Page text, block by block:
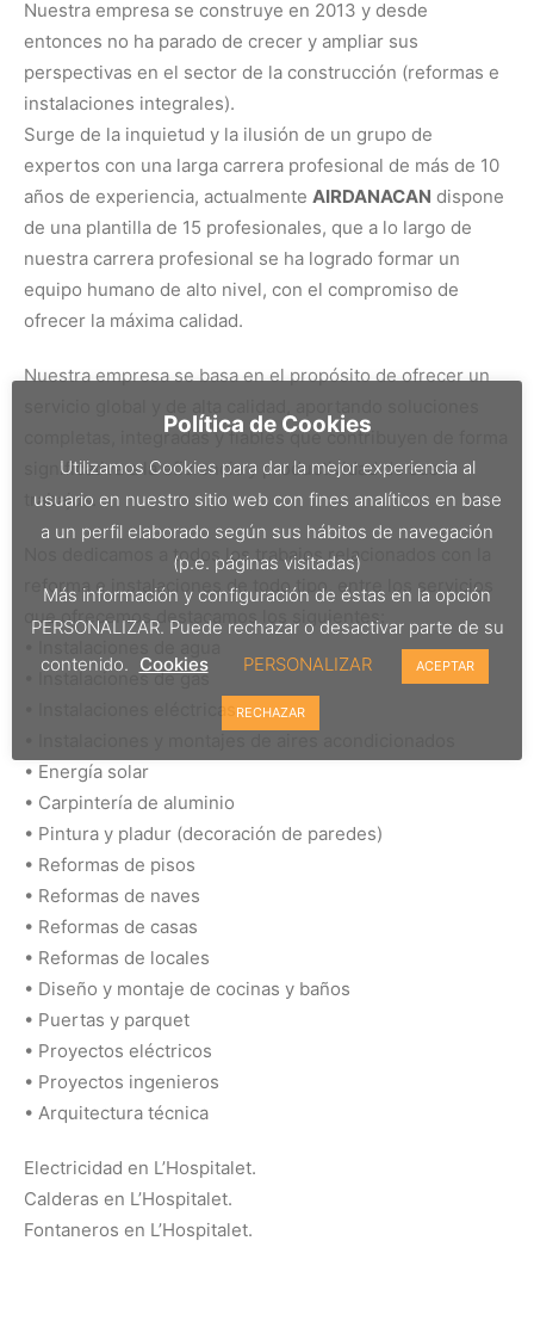
Nuestra empresa se construye en 2013 y desde
entonces no ha parado de crecer y ampliar sus
perspectivas en el sector de la construcción (reformas e
instalaciones integrales).
Surge de la inquietud y la ilusión de un grupo de
expertos con una larga carrera profesional de más de 10
años de experiencia, actualmente AIRDANACAN dispone
de una plantilla de 15 profesionales, que a lo largo de
nuestra carrera profesional se ha logrado formar un
equipo humano de alto nivel, con el compromiso de
ofrecer la máxima calidad.
Nuestra empresa se basa en el propósito de ofrecer un
completas, integradas y fiables que contribuyen de forma
significativa a la eficiencia y productividad de sus
trabajos.
Nos dedicamos a todos los trabajos relacionados con la
reforma e instalaciones de todo tipo, entre los servicios
que ofrecemos destacamos los siguientes:
• Instalaciones de gas
• Energía solar
• Carpintería de aluminio
• Pintura y pladur (decoración de paredes)
• Reformas de pisos
• Reformas de naves
• Reformas de casas
• Reformas de locales
• Diseño y montaje de cocinas y baños
• Puertas y parquet
• Proyectos eléctricos
• Proyectos ingenieros
• Arquitectura técnica
Electricidad en L’Hospitalet.
Calderas en L’Hospitalet.
Fontaneros en L’Hospitalet.
Política de Cookies
Utilizamos Cookies para dar la mejor experiencia al
usuario en nuestro sitio web con fines analíticos en base
a un perfil elaborado según sus hábitos de navegación
(p.e. páginas visitadas)
Más información y configuración de éstas en la opción
PERSONALIZAR. Puede rechazar o desactivar parte de su
contenido. Cookies PERSONALIZAR ACEPTAR
RECHAZAR